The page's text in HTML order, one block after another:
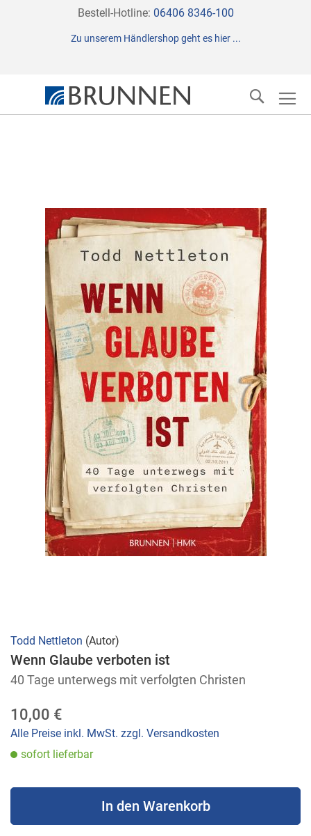
Direkt
Inhalt
Bestell-Hotline: 06406 8346-100
Zu unserem Händlershop geht es hier ...
Suche
Todd Nettleton (Autor)
Wenn Glaube verboten ist
40 Tage unterwegs mit verfolgten Christen
10,00 €
Alle Preise inkl. MwSt. zzgl. Versandkosten
sofort lieferbar
In den Warenkorb